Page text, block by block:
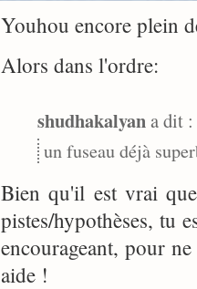
Youhou encore plein
Alors dans l'ordre:
shudhakalyana dit :
un fuseau déjà
Bien qu'il est vrai
pistes/hypothèses, tu
encourageant, pour
aide !